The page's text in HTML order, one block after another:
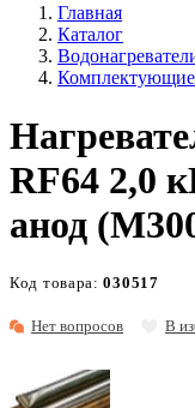
Главная
Каталог
Комплектующие
RF64 2,0
анод
Нет вопросов В
Код товара:030517